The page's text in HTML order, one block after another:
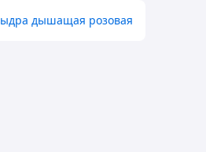
дышащая розовая